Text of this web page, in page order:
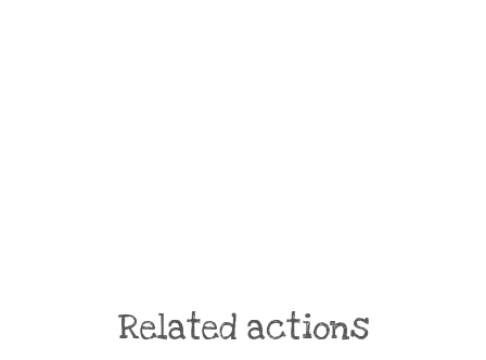
Related actions